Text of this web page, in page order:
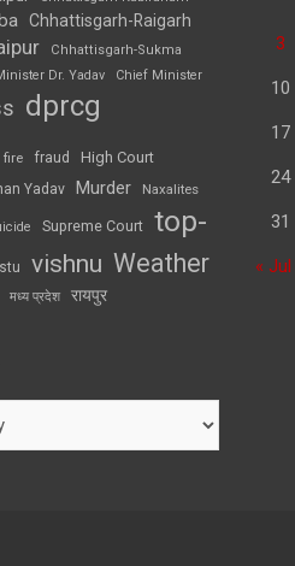
Chhattisgarh-Raigarh
Chhattisgarh-Sukma
Dr. Yadav Chief Minister
dprcg
fire fraud High Court
Yadav Murder Naxalites
Supreme Court top-
vishnu Weather
मध्य प्रदेश रायपुर
3
10
17
24
31
« Jul